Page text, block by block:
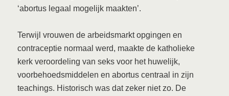
‘abortus legaal mogelijk maakten’.
Terwijl vrouwen de arbeidsmarkt opgingen en
contraceptie normaal werd, maakte de katholieke
kerk veroordeling van seks voor het huwelijk,
voorbehoedsmiddelen en abortus centraal in zijn
teachings. Historisch was dat zeker niet zo. De